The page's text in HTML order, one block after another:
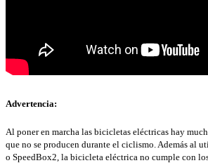
Advertencia:
Al poner en marcha las bicicletas eléctricas hay
que no se producen durante el ciclismo. Además al
o SpeedBox2, la bicicleta eléctrica no cumple con